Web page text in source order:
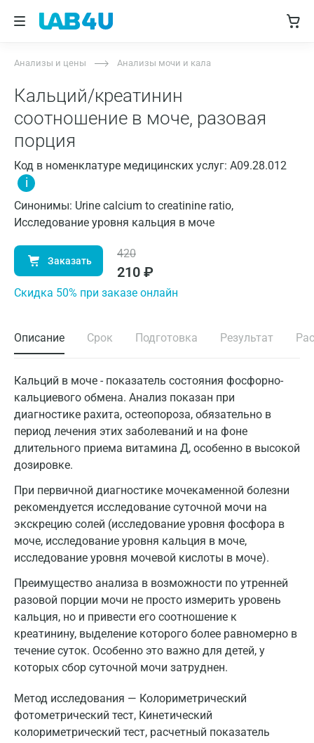
Анализы и цены Анализы мочи и кала
Кальций/креатинин
соотношение в моче, разовая
порция
Код в номенклатуре медицинских услуг: A09.28.012
i
Синонимы: Urine calcium to creatinine ratio,
Исследование уровня кальция в моче
Заказать
420
210 ₽
Cкидка 50% при заказе онлайн
Описание Срок Подготовка Результат
Кальций в моче - показатель состояния фосфорно-
кальциевого обмена. Анализ показан при
диагностике рахита, остеопороза, обязательно в
период лечения этих заболеваний и на фоне
длительного приема витамина Д, особенно в высокой
дозировке.
При первичной диагностике мочекаменной болезни
рекомендуется исследование суточной мочи на
экскрецию солей (исследование уровня фосфора в
моче, исследование уровня кальция в моче,
исследование уровня мочевой кислоты в моче).
Преимущество анализа в возможности по утренней
разовой порции мочи не просто измерить уровень
кальция, но и привести его соотношение к
креатинину, выделение которого более равномерно в
течение суток. Особенно это важно для детей, у
которых сбор суточной мочи затруднен.
Метод исследования — Колориметрический
фотометрический тест, Кинетический
колориметрический тест, расчетный показатель